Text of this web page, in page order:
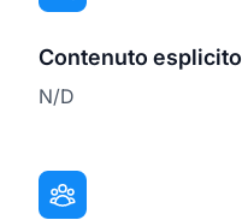
Contenuto esplicito
N/D